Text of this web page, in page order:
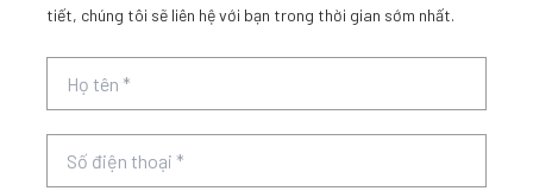
tiết, chúng tôi sẽ liên hệ với bạn trong thời gian sớm nhất.